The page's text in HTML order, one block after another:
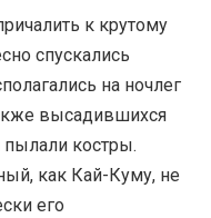
к крутому
спускались
на ночлег
высадившихся
костры.
как Кай-Куму, не
его